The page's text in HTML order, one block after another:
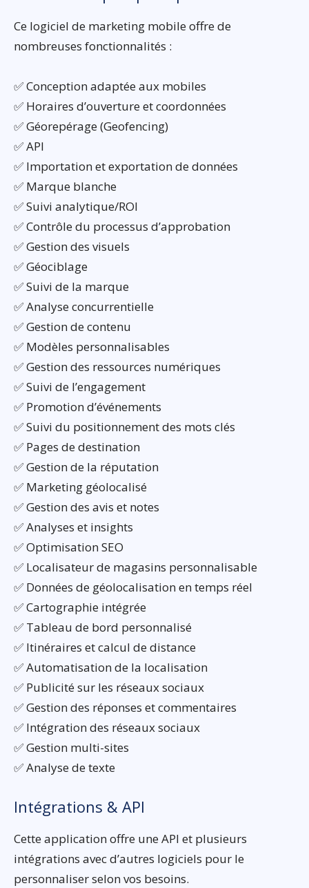
Ce logiciel de marketing mobile offre de
nombreuses fonctionnalités :
✅ Conception adaptée aux mobiles
✅ Horaires d’ouverture et coordonnées
✅ Géorepérage (Geofencing)
✅ API
✅ Importation et exportation de données
✅ Marque blanche
✅ Suivi analytique/ROI
✅ Contrôle du processus d’approbation
✅ Gestion des visuels
✅ Géociblage
✅ Suivi de la marque
✅ Analyse concurrentielle
✅ Gestion de contenu
✅ Modèles personnalisables
✅ Gestion des ressources numériques
✅ Suivi de l’engagement
✅ Promotion d’événements
✅ Suivi du positionnement des mots clés
✅ Pages de destination
✅ Gestion de la réputation
✅ Marketing géolocalisé
✅ Gestion des avis et notes
✅ Analyses et insights
✅ Optimisation SEO
✅ Localisateur de magasins personnalisable
✅ Données de géolocalisation en temps réel
✅ Cartographie intégrée
✅ Tableau de bord personnalisé
✅ Itinéraires et calcul de distance
✅ Automatisation de la localisation
✅ Publicité sur les réseaux sociaux
✅ Gestion des réponses et commentaires
✅ Intégration des réseaux sociaux
✅ Gestion multi-sites
✅ Analyse de texte
Intégrations & API
Cette application offre une API et plusieurs
intégrations avec d’autres logiciels pour le
personnaliser selon vos besoins.